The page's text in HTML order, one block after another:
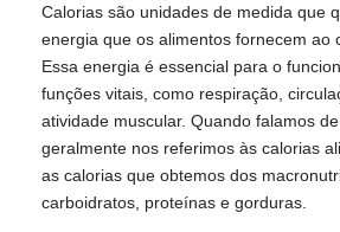
Calorias são unidades de medida que
energia que os alimentos fornecem ao
Essa energia é essencial para o
funções vitais, como respiração,
atividade muscular. Quando falamos
geralmente nos referimos às calorias
as calorias que obtemos dos
carboidratos, proteínas e gorduras.